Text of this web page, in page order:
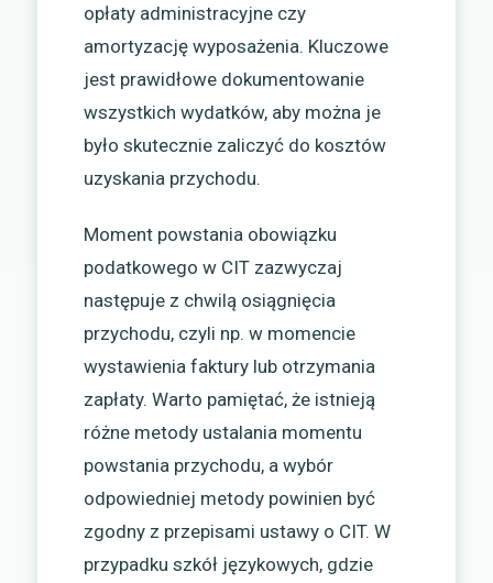
opłaty administracyjne czy
amortyzację wyposażenia. Kluczowe
jest prawidłowe dokumentowanie
wszystkich wydatków, aby można je
było skutecznie zaliczyć do kosztów
uzyskania przychodu.
Moment powstania obowiązku
podatkowego w CIT zazwyczaj
następuje z chwilą osiągnięcia
przychodu, czyli np. w momencie
wystawienia faktury lub otrzymania
zapłaty. Warto pamiętać, że istnieją
różne metody ustalania momentu
powstania przychodu, a wybór
odpowiedniej metody powinien być
zgodny z przepisami ustawy o CIT. W
przypadku szkół językowych, gdzie